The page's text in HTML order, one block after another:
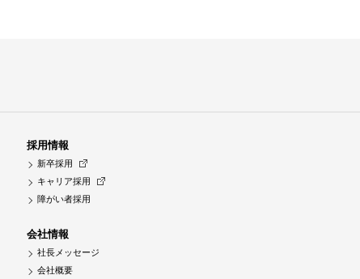
採用情報
新卒採用
キャリア採用
障がい者採用
会社情報
社長メッセージ
会社概要